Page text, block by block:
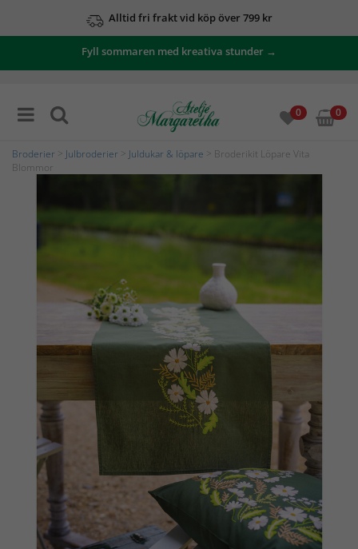
Alltid fri frakt vid köp över 799 kr
Fyll sommaren med kreativa stunder →
0 0
Broderier Julbroderier Juldukar & löpare > Broderikit Löpare Vita
Blommor